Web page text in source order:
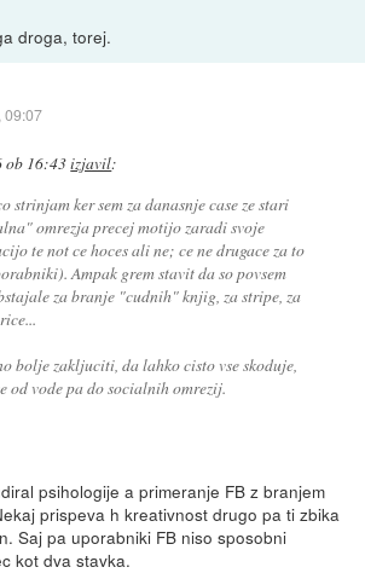
droga, torej.
09:07
ob 16:43izjavil:
strinjam ker sem za danasnje case ze stari
omrezja precej motijo zaradi svoje
te not ce hoces ali ne; ce ne drugace za to
Ampak grem stavit da so povsem
za branje "cudnih" knjig, za stripe, za
bolje zakljuciti, da lahko cisto vse skoduje,
od vode pa do socialnih omrezij.
psihologije a primeranje FB z branjem
prispeva h kreativnost drugo pa ti zbika
Saj pa uporabniki FB niso sposobni
kot dva stavka.